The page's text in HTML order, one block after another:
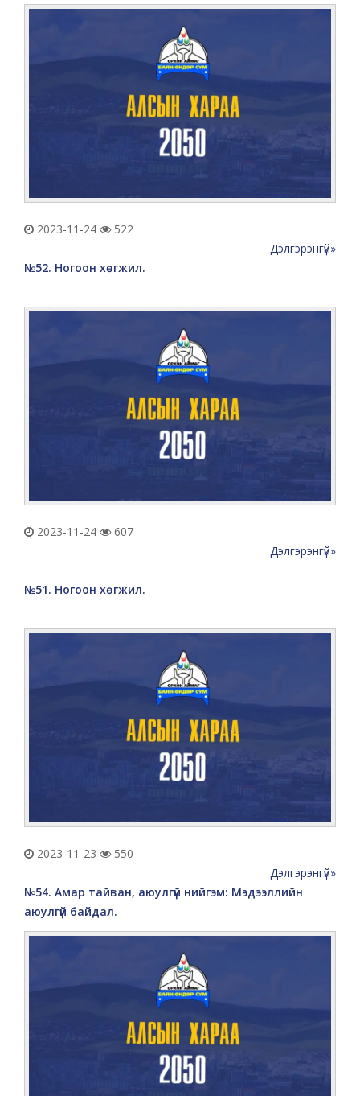
2023-11-24
522
Дэлгэрэнгүй»
№52. Ногоон хөгжил.
2023-11-24
607
Дэлгэрэнгүй»
№51. Ногоон хөгжил.
2023-11-23
550
Дэлгэрэнгүй»
№54. Амар тайван, аюулгүй нийгэм: Мэдээллийн
аюулгүй байдал.